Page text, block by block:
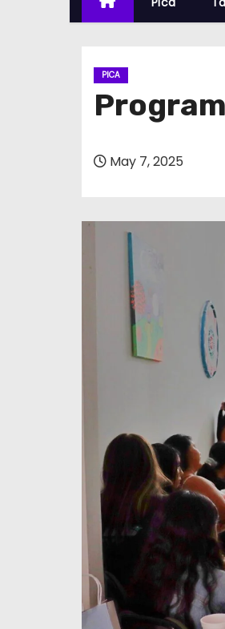
PICA
May 7, 2025